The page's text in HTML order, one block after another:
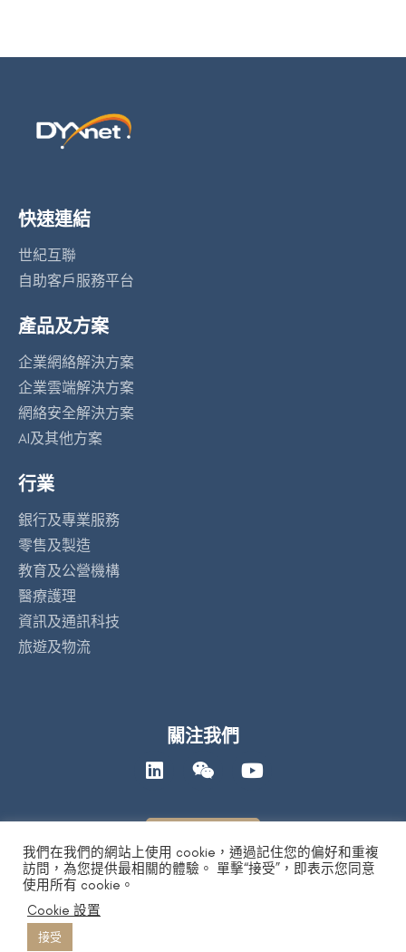
快速連結
世紀互聯
自助客戶服務平台
產品及方案
企業網絡解決方案
企業雲端解決方案
網絡安全解決方案
AI及其他方案
行業
銀行及專業服務
零售及製造
教育及公營機構
醫療護理
資訊及通訊科技
旅遊及物流
關注我們
私隱政策| 人工智能道德聲明
DYXnet. All Right Reserved.
粤ICP备17165541号 合字B1.B2-20080003
我們在我們的網站上使用 cookie，通過記住您的偏好和重複
訪問，為您提供最相關的體驗。 單擊“接受”，即表示您同意
使用所有 cookie。
Cookie 設置
接受